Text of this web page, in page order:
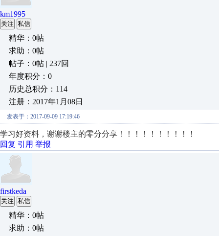
km1995
关注 私信
精华：0帖
求助：0帖
帖子：0帖 | 237回
年度积分：0
历史总积分：114
注册：2017年1月08日
发表于：2017-09-09 17:19:46
学习好资料，谢谢楼主的零分分享！！！！！！！！！！
回复 引用 举报
firstkeda
关注 私信
精华：0帖
求助：0帖